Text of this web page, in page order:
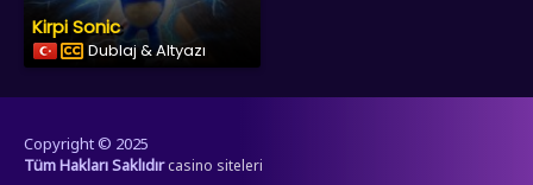
Kirpi Sonic
Dublaj & Altyazı
Copyright © 2025
Tüm Hakları Saklıdır casino siteleri